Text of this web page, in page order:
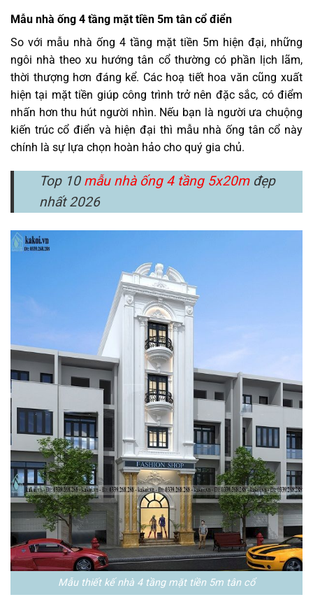
Mẫu nhà ống 4 tầng mặt tiền 5m tân cổ điển
So với mẫu nhà ống 4 tầng mặt tiền 5m hiện đại, những
ngôi nhà theo xu hướng tân cổ thường có phần lịch lãm,
thời thượng hơn đáng kể. Các hoạ tiết hoa văn cũng xuất
hiện tại mặt tiền giúp công trình trở nên đặc sắc, có điểm
nhấn hơn thu hút người nhìn. Nếu bạn là người ưa chuộng
kiến trúc cổ điển và hiện đại thì mẫu nhà ống tân cổ này
chính là sự lựa chọn hoàn hảo cho quý gia chủ.
Top 10 mẫu nhà ống 4 tầng 5x20mđẹp
nhất 2026
Mẫu thiết kế nhà 4 tầng mặt tiền 5m tân cổ